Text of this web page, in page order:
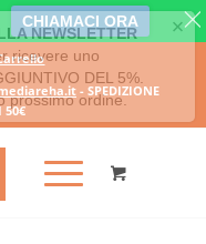
- SPEDIZIONE
50€
CHIAMACI ORA